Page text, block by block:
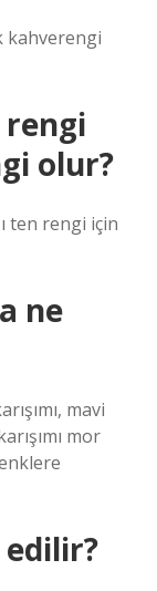
kahverengi
olur?
ten rengi için
ne
mavi
mor